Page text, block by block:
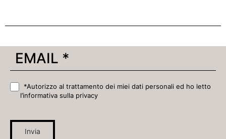
*Autorizzo al trattamento dei miei dati personali ed ho letto
l’informativa sulla privacy
Invia